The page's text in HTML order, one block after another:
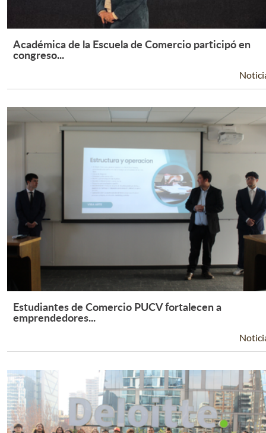
Leer Más +
Académica de la Escuela de Comercio participó en
congreso...
Leer Más +
Estudiantes de Comercio PUCV fortalecen a
emprendedores...